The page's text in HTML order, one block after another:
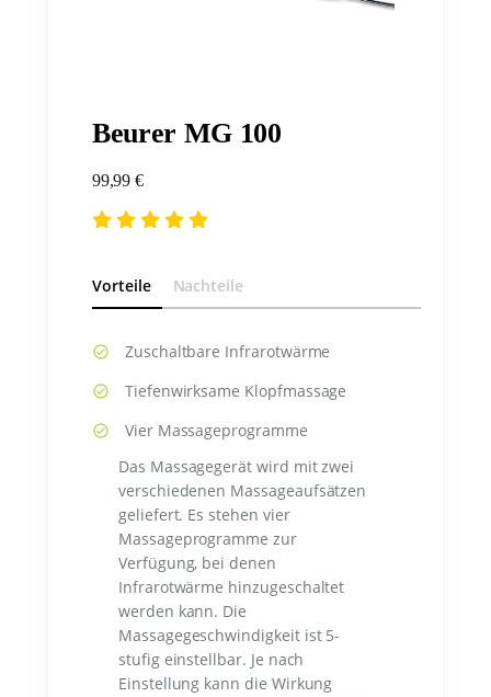
Beurer MG 100
99,99 €
Vorteile Nachteile
Zuschaltbare Infrarotwärme
Tiefenwirksame Klopfmassage
Vier Massageprogramme
Das Massagegerät wird mit zwei
verschiedenen Massageaufsätzen
geliefert. Es stehen vier
Massageprogramme zur
Verfügung, bei denen
Infrarotwärme hinzugeschaltet
werden kann. Die
Massagegeschwindigkeit ist 5-
stufig einstellbar. Je nach
Einstellung kann die Wirkung